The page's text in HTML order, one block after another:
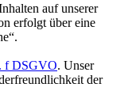
auf unserer
erfolgt über eine
f DSGVO. Unser
der